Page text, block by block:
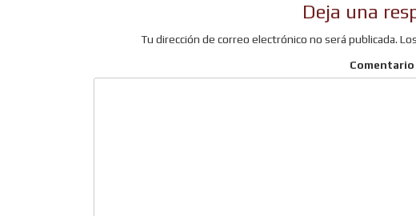
entradas
Deja una
Tu dirección de correo electrónico no será publicada.
Comentario